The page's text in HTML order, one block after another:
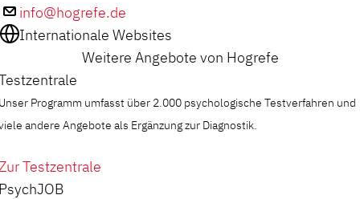
info@hogrefe.de
Internationale Websites
Weitere Angebote von Hogrefe
Programm umfasst über 2.000 psychologische Testverfahren und
andere Angebote als Ergänzung zur Diagnostik.
Testzentrale